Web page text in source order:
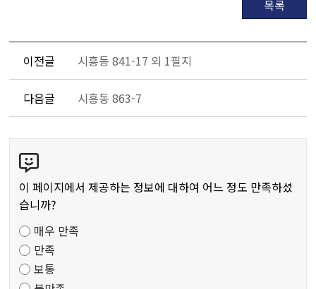
목록
이전글 시흥동 841-17 외 1필지
다음글 시흥동 863-7
텐
츠
만
도
조
사
이 페이지에서 제공하는 정보에 대하여 어느 정도 만족하셨
습니까?
매우 만족
만족
보통